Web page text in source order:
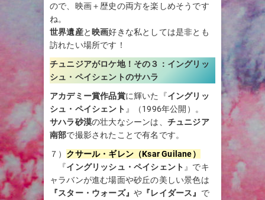
ので、映画＋歴史の両方を楽しめそうです
ね。
世界遺産と 映画好きな私としては是非とも
訪れたい場所です！
チュニジアがロケ地！その３： イングリッ
シュ・ペイシェントのサハラ
アカデミー賞作品賞に輝いた『イングリッ
シュ・ペイシェント 』（1996年公開）。
サハラ砂漠の壮大なシーンは、 チュニジア
南部で撮影されたことで有名です。
７） クサール・ギレン（Ksar Guilane）
『イングリッシュ・ペイシェント 』でキ
ャラバンが進む場面や砂丘の美しい景色は
『スター・ウォーズ』 や 『レイダース』 で